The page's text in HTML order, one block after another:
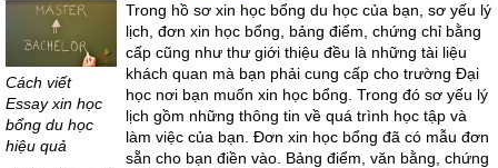
Cách viết
Essay xin học
bổng du học
hiệu quả
Trong hồ sơ xin học bổng du học của bạn, sơ yếu lý
lịch, đơn xin học bổng, bảng điểm, chứng chỉ bằng
cấp cũng như thư giới thiệu đều là những tài liệu
khách quan mà bạn phải cung cấp cho trường Đại
học nơi bạn muốn xin học bổng. Trong đó sơ yếu lý
lịch gồm những thông tin về quá trình học tập và
làm việc của bạn. Đơn xin học bổng đã có mẫu đơn
sẵn cho bạn điền vào. Bảng điểm, văn bằng, chứng